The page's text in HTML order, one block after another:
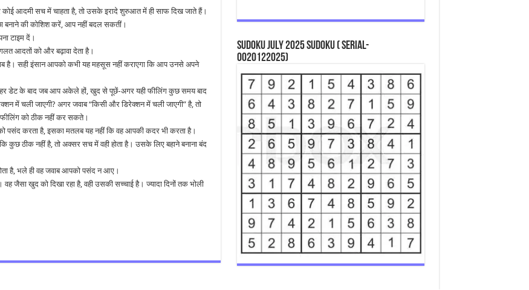
कोई आदमी सच में चाहता है, तो उसके इरादे शुरुआत में ही साफ दिख जाते हैं।
बनाने की कोशिश करें, आप नहीं बदल सकतीं।
टाइम दें।
आदतों को और बढ़ावा देता है।
है। सही इंसान आपको कभी यह महसूस नहीं कराएगा कि आप उनसे अपने
हर डेट के बाद जब आप अकेले हों, खुद से पूछें-अगर यही फीलिंग कुछ समय बाद
में चली जाएगी? अगर जवाब “किसी और डिरेक्शन में चली जाएगी” है, तो
को ठीक नहीं कर सकते।
करता है, इसका मतलब यह नहीं कि वह आपकी कदर भी करता है।
ठीक नहीं है, तो अक्सर सच में वही होता है। उसके लिए बहाने बनाना बंद
है, भले ही वह जवाब आपको पसंद न आए।
जैसा खुद को दिखा रहा है, वही उसकी सच्चाई है। ज्यादा दिनों तक भोली
Sudoku July 2025 Sudoku ( Serial-
0020122025)